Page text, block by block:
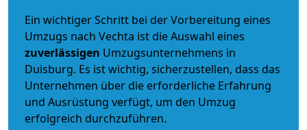
Ein wichtiger Schritt bei der Vorbereitung eines
Umzugs nach Vechta ist die Auswahl eines
zuverlässigen Umzugsunternehmens in
Duisburg. Es ist wichtig, sicherzustellen, dass das
Unternehmen über die erforderliche Erfahrung
und Ausrüstung verfügt, um den Umzug
erfolgreich durchzuführen.